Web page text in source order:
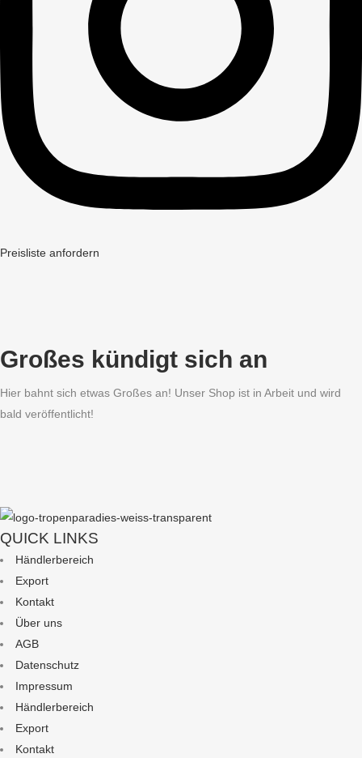
Preisliste anfordern
Großes kündigt sich an
Hier bahnt sich etwas Großes an! Unser Shop ist in Arbeit und wird
bald veröffentlicht!
QUICK LINKS
Händlerbereich
Export
Kontakt
Über uns
AGB
Datenschutz
Impressum
Händlerbereich
Export
Kontakt